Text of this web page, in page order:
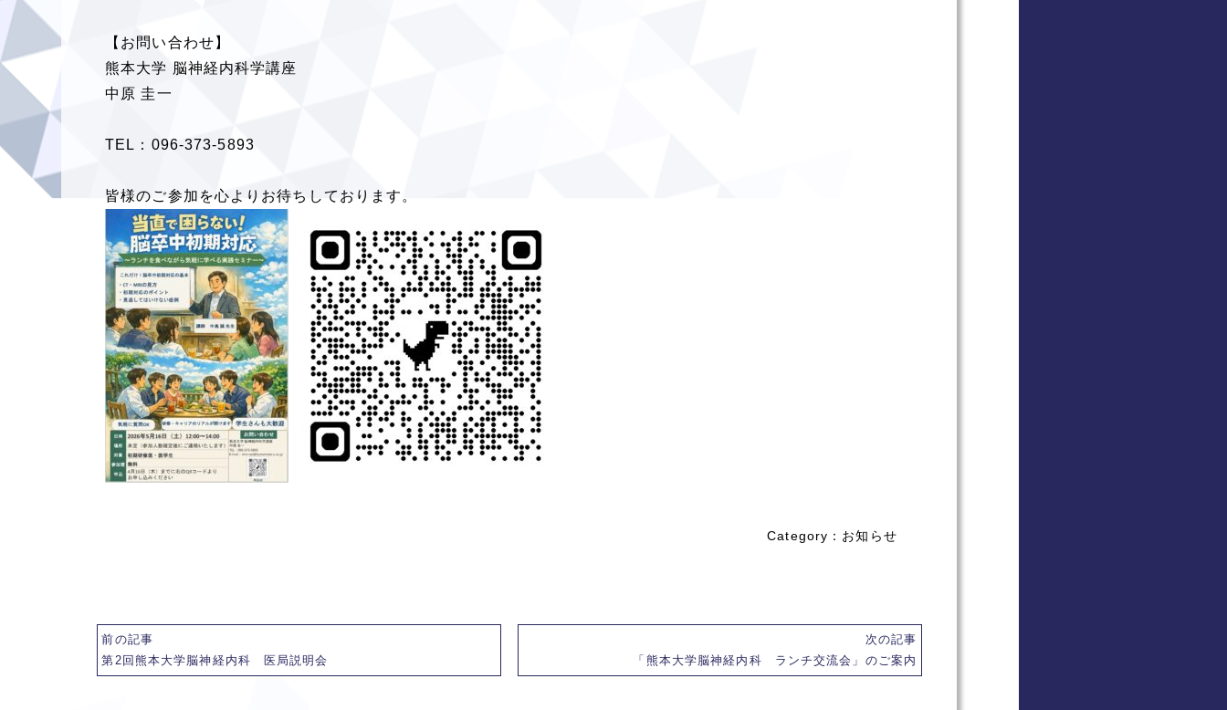
【お問い合わせ】
熊本大学 脳神経内科学講座
中原 圭一
TEL：096-373-5893
皆様のご参加を心よりお待ちしております。
Category： お知らせ
前の記事
第2回熊本大学脳神経内科 医局説明会
次の記事
「熊本大学脳神経内科 ランチ交流会」のご案内